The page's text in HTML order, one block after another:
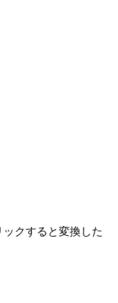
クすると変換した